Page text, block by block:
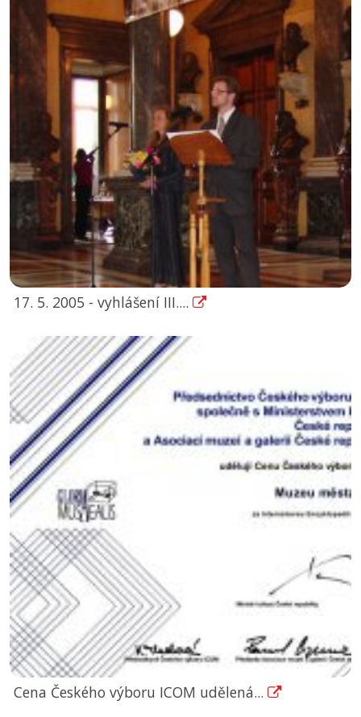
17. 5. 2005 - vyhlášení III....
Cena Českého výboru ICOM udělená...